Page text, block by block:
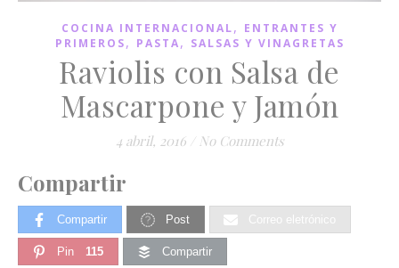
COCINA INTERNACIONAL, ENTRANTES Y
PRIMEROS, PASTA, SALSAS Y VINAGRETAS
Raviolis con Salsa de
Mascarpone y Jamón
4 abril, 2016 No Comments
Compartir
Compartir Post Correo eletrónico
Pin 115 Compartir